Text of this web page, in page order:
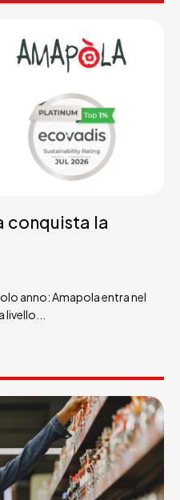
conquista la
anno: Amapola entra nel